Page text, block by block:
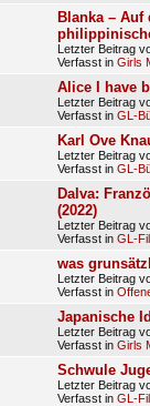
Blanka – Auf
Letzter Beitrag
Verfasst in Girls
Alice I have
Letzter Beitrag
Verfasst in GL-
Karl Ove
Letzter Beitrag
Verfasst in GL-
Dalva:
(2022)
Letzter Beitrag
Verfasst in GL-
was
Letzter Beitrag
Verfasst in
Japanische
Letzter Beitrag
Verfasst in Girls
Schwule
Letzter Beitrag
Verfasst in GL-